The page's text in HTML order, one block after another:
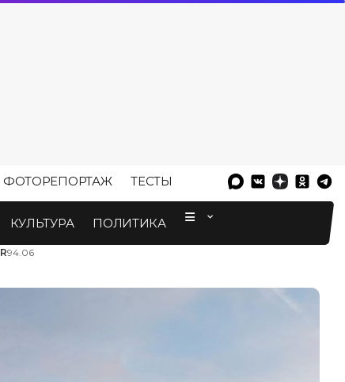
ФОТОРЕПОРТАЖ ТЕСТЫ
КУЛЬТУРА ПОЛИТИКА
94.06